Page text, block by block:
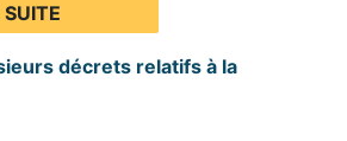
SUITE
décrets relatifs à la